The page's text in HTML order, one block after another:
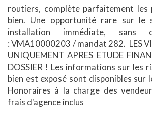
routiers, complète parfaitement les
bien. Une opportunité rare sur le
installation immédiate, sans
: VMA10000203 / mandat 282. LES
UNIQUEMENT APRES ETUDE
DOSSIER ! Les informations sur les
bien est exposé sont disponibles sur
Honoraires à la charge des
frais d'agence inclus